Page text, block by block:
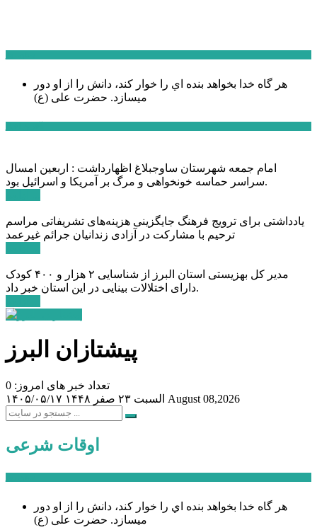
هر گاه خدا بخواهد بنده اي را خوار كند، دانش را از او دور
میسازد. حضرت علی (ع)
امام جمعه شهرستان ساوجبلاغ اظهارداشت : اربعین امسال
سراسر حماسه خونخواهی و مرگ بر آمریکا و اسرائیل بود.
یادداشتی برای ترویج فرهنگ جایگزینی هزینه‌های تشریفاتی مراسم
ترحیم با مشارکت در آزادی زندانیان جرائم غیرعمد
مدیر کل بهزیستی استان البرز از شناسایی ۲ هزار و ۴۰۰ کودک
دارای اختلالات بینایی در این استان خبر داد.
پیشتازان البرز
تعداد خبر های امروز: 0
۱۴۰۵/۰۵/۱۷
السبت ۲۳ صفر ۱۴۴۸ August 08,2026
اوقات شرعی
هر گاه خدا بخواهد بنده اي را خوار كند، دانش را از او دور
میسازد. حضرت علی (ع)